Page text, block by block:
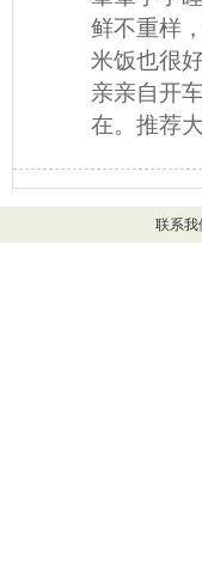
鲜不重样
米饭也很
亲亲自开
在。推荐
联系我